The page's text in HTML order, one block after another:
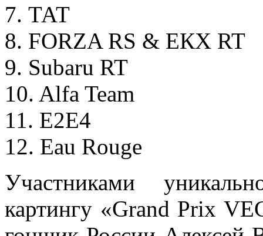
7. ТАТ
8. FORZA RS & ЕКХ RT
9. Subaru RT
10. Alfa Team
11. Е2Е4
12. Eau Rouge
Участниками
картингу «Grand Prix